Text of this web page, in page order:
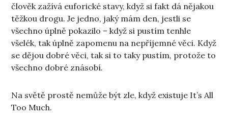
člověk zažívá euforické stavy, když si fakt dá nějakou
těžkou drogu. Je jedno, jaký mám den, jestli se
všechno úplně pokazilo – když si pustím tenhle
všelék, tak úplně zapomenu na nepříjemné věci. Když
se dějou dobré věci, tak si to taky pustím, protože to
všechno dobré znásobí.
Na světě prostě nemůže být zle, když existuje It’s All
Too Much.